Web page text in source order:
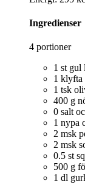
Ingredienser
4 portioner
1 st gul
1
1 tsk
400 g
0 salt
1 nypa
2 msk
2 msk
0.5 st
500 g
1 dl